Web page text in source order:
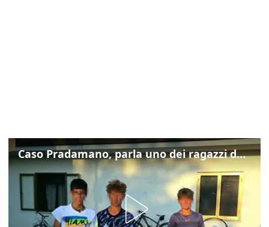
Caso Pradamano, parla uno dei ragazzi denunciati per la limonata: "Volevo anche aiutare i miei"